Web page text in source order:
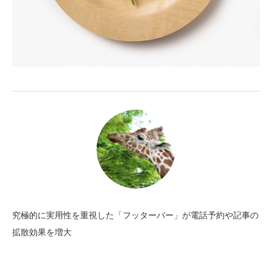
究極的に実用性を重視した「フッターバー」が電話予約や記事の
拡散効果を増大